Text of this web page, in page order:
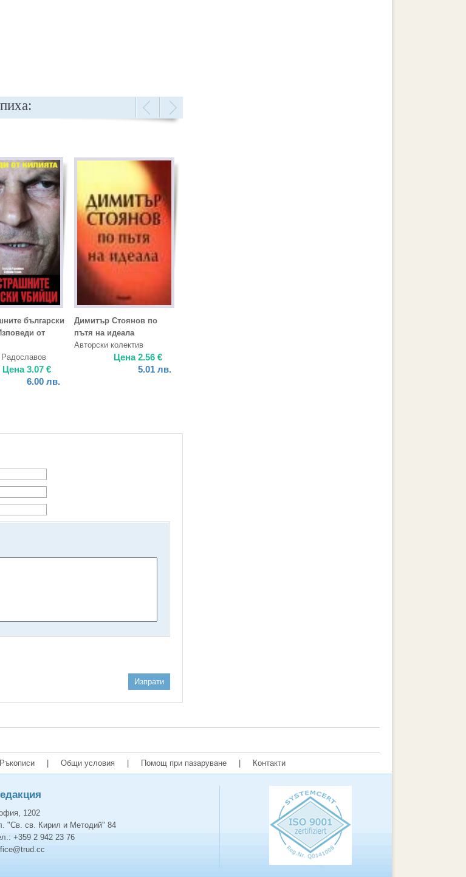
български
от
Цена3.07 €
6.00 лв.
Димитър Стоянов по
пътя на идеала
Авторски колектив
Цена2.56 €
5.01 лв.
Изпрати
Ръкописи Общи условия Помощ при пазаруване Контакти
1202
"Св. св. Кирил и Методий" 84
+359 2 942 23 76